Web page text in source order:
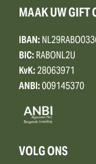
MAAK UW GIFT
IBAN:
BIC:RABONL2U
KvK:28063971
ANBI:009145370
VOLG ONS